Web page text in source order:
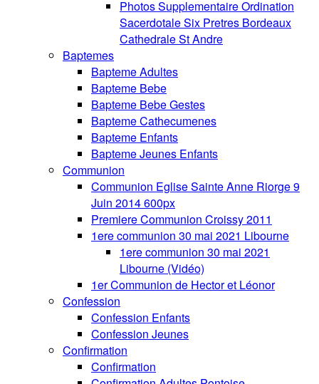
Photos Supplementaire Ordination
Sacerdotale Six Pretres Bordeaux
Cathedrale St Andre
Baptemes
Bapteme Adultes
Bapteme Bebe
Bapteme Bebe Gestes
Bapteme Cathecumenes
Bapteme Enfants
Bapteme Jeunes Enfants
Communion
Communion Eglise Sainte Anne Riorge 9
Juin 2014 600px
Premiere Communion Croissy 2011
1ere communion 30 mai 2021 Libourne
1ere communion 30 mai 2021
Libourne (Vidéo)
1er Communion de Hector et Léonor
Confession
Confession Enfants
Confession Jeunes
Confirmation
Confirmation